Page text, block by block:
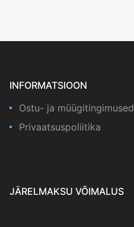
INFORMATSIOON
Ostu- ja müügitingimused
Privaatsuspoliitika
JÄRELMAKSU VÕIMALUS